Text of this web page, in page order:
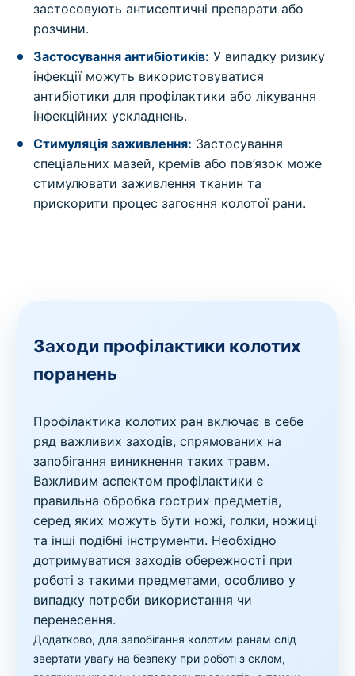
застосовують антисептичні препарати або
розчини.
Застосування антибіотиків: У випадку ризику
інфекції можуть використовуватися
антибіотики для профілактики або лікування
інфекційних ускладнень.
Стимуляція заживлення: Застосування
спеціальних мазей, кремів або пов’язок може
стимулювати заживлення тканин та
прискорити процес загоєння колотої рани.
Заходи профілактики колотих
поранень
Профілактика колотих ран включає в себе
ряд важливих заходів, спрямованих на
запобігання виникнення таких травм.
Важливим аспектом профілактики є
правильна обробка гострих предметів,
серед яких можуть бути ножі, голки, ножиці
та інші подібні інструменти. Необхідно
дотримуватися заходів обережності при
роботі з такими предметами, особливо у
випадку потреби використання чи
перенесення.
Додатково, для запобігання колотим ранам слід
звертати увагу на безпеку при роботі з склом,